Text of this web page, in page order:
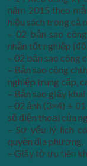
năm 2015 theo
hiệu sách trong cả
– 02 bản sao
nhận tốt nghiệp
– 02 bản sao công
– Bản sao công
nghiệp trung cấp,
– Bản sao giấy khai
– 02 ảnh (3×4) +
số điện thoại của
– Sơ yếu lý lịch
quyền địa phương.
– Giấy tờ ưu tiên